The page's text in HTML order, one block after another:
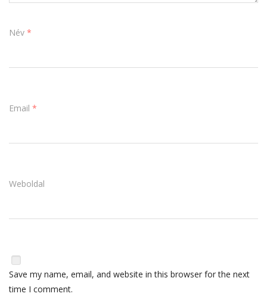
Név *
Email *
Weboldal
Save my name, email, and website in this browser for the next
time I comment.